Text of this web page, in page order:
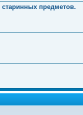
старинных предметов.